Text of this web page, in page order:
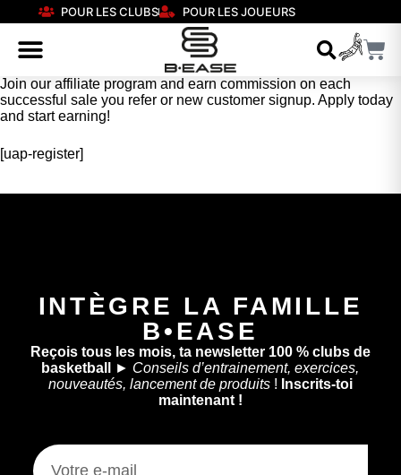
POUR LES CLUBS POUR LES JOUEURS
Join our affiliate program and earn commission on each
successful sale you refer or new customer signup. Apply today
and start earning!
[uap-register]
INTÈGRE LA FAMILLE
B•EASE
Reçois tous les mois, ta newsletter 100 % clubs de
basketball
► Conseils d’entrainement, exercices,
nouveautés, lancement de produits! Inscrits-toi
maintenant !